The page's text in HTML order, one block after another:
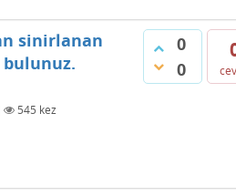
0
0
sinirlanan
545 kez